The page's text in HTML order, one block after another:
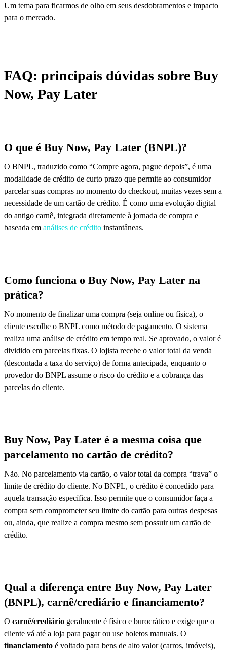
Um tema para ficarmos de olho em seus desdobramentos e impacto
para o mercado.
FAQ: principais dúvidas sobre Buy
Now, Pay Later
O que é Buy Now, Pay Later (BNPL)?
O BNPL, traduzido como “Compre agora, pague depois”, é uma
modalidade de crédito de curto prazo que permite ao consumidor
parcelar suas compras no momento do checkout, muitas vezes sem a
necessidade de um cartão de crédito. É como uma evolução digital
do antigo carnê, integrada diretamente à jornada de compra e
baseada em análises de crédito instantâneas.
Como funciona o Buy Now, Pay Later na
prática?
No momento de finalizar uma compra (seja online ou física), o
cliente escolhe o BNPL como método de pagamento. O sistema
realiza uma análise de crédito em tempo real. Se aprovado, o valor é
dividido em parcelas fixas. O lojista recebe o valor total da venda
(descontada a taxa do serviço) de forma antecipada, enquanto o
provedor do BNPL assume o risco do crédito e a cobrança das
parcelas do cliente.
Buy Now, Pay Later é a mesma coisa que
parcelamento no cartão de crédito?
Não. No parcelamento via cartão, o valor total da compra “trava” o
limite de crédito do cliente. No BNPL, o crédito é concedido para
aquela transação específica. Isso permite que o consumidor faça a
compra sem comprometer seu limite do cartão para outras despesas
ou, ainda, que realize a compra mesmo sem possuir um cartão de
crédito.
Qual a diferença entre Buy Now, Pay Later
(BNPL), carnê/crediário e financiamento?
O carnê/crediário geralmente é físico e burocrático e exige que o
cliente vá até a loja para pagar ou use boletos manuais. O
financiamento é voltado para bens de alto valor (carros, imóveis),